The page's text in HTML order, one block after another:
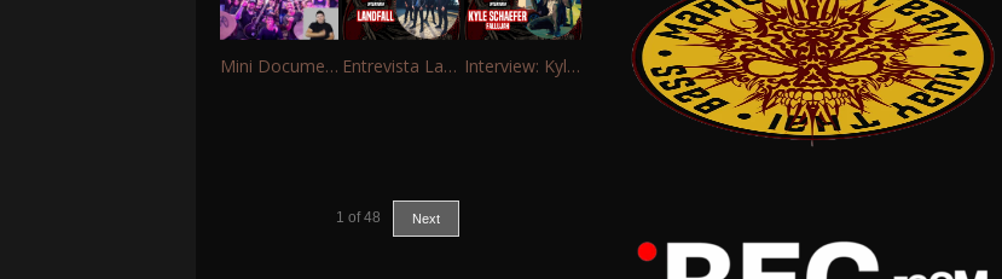
Mini Documentário – 10 Anos de Portinho Rock Entrevista Landfall Interview: Kyle Schaefer (Fallujah)
1 of 48 Next